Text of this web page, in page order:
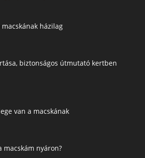
házilag
biztonságos útmutató kertben
van a macskának
macskám nyáron?